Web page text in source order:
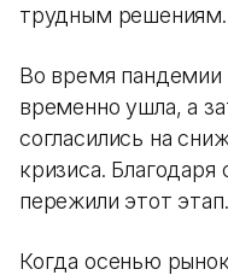
трудным решениям.
Во время пандемии
временно ушла, а
согласились на
кризиса.
пережили этот этап.
Когда осенью